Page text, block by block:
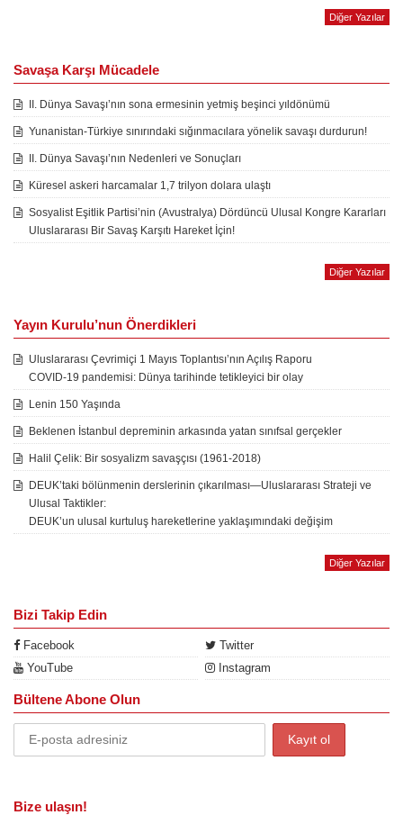
Diğer Yazılar
Savaşa Karşı Mücadele
II. Dünya Savaşı’nın sona ermesinin yetmiş beşinci yıldönümü
Yunanistan-Türkiye sınırındaki sığınmacılara yönelik savaşı durdurun!
II. Dünya Savaşı’nın Nedenleri ve Sonuçları
Küresel askeri harcamalar 1,7 trilyon dolara ulaştı
Sosyalist Eşitlik Partisi’nin (Avustralya) Dördüncü Ulusal Kongre Kararları
Uluslararası Bir Savaş Karşıtı Hareket İçin!
Diğer Yazılar
Yayın Kurulu’nun Önerdikleri
Uluslararası Çevrimiçi 1 Mayıs Toplantısı’nın Açılış Raporu
COVID-19 pandemisi: Dünya tarihinde tetikleyici bir olay
Lenin 150 Yaşında
Beklenen İstanbul depreminin arkasında yatan sınıfsal gerçekler
Halil Çelik: Bir sosyalizm savaşçısı (1961-2018)
DEUK’taki bölünmenin derslerinin çıkarılması—Uluslararası Strateji ve
Ulusal Taktikler:
DEUK’un ulusal kurtuluş hareketlerine yaklaşımındaki değişim
Diğer Yazılar
Bizi Takip Edin
Facebook
Twitter
YouTube
Instagram
Bültene Abone Olun
Bize ulaşın!